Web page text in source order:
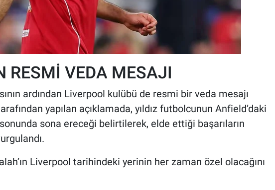
RESMİ VEDA MESAJI
ardından Liverpool kulübü de resmi bir veda mesajı
yapılan açıklamada, yıldız futbolcunun Anfield’daki
sona ereceği belirtilerek, elde ettiği başarıların
Liverpool tarihindeki yerinin her zaman özel olacağını